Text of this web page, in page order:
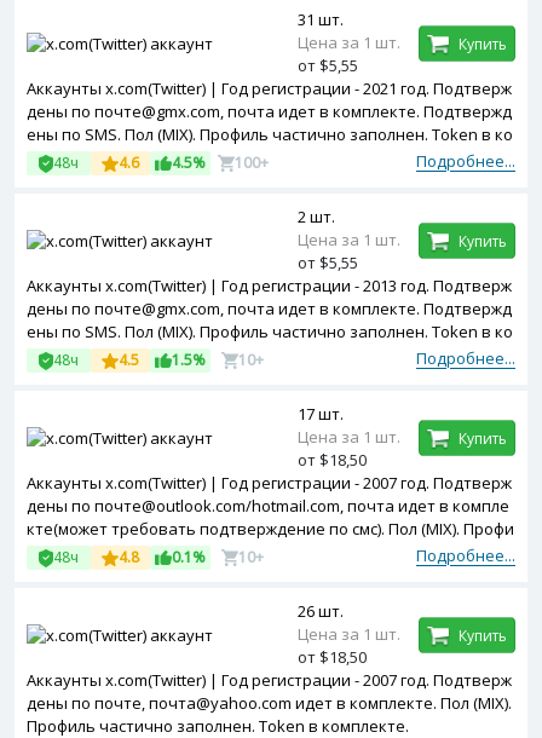
Аккаунты x.com(Twitter) | Год регистрации - 2021 год. Подтверж
дены по почте@gmx.com, почта идет в комплекте. Подтвержд
ены по SMS. Пол (MIX). Профиль частично заполнен. Token в ко
мплекте.
Подробнее...
48ч 4.6 4.5% 100+
31 шт.
Цена за 1 шт.
от $5,55
Купить
Аккаунты x.com(Twitter) | Год регистрации - 2013 год. Подтверж
дены по почте@gmx.com, почта идет в комплекте. Подтвержд
ены по SMS. Пол (MIX). Профиль частично заполнен. Token в ко
мплекте.
Подробнее...
48ч 4.5 1.5% 10+
2 шт.
Цена за 1 шт.
от $5,55
Купить
Аккаунты x.com(Twitter) | Год регистрации - 2007 год. Подтверж
дены по почте@outlook.com/hotmail.com, почта идет в компле
кте(может требовать подтверждение по смс). Пол (MIX). Профи
ль частично заполнен. Двухфакторная авторизация включен
а. Token в комплекте.
Подробнее...
48ч 4.8 0.1% 10+
17 шт.
Цена за 1 шт.
от $18,50
Купить
Аккаунты x.com(Twitter) | Год регистрации - 2007 год. Подтверж
дены по почте, почта@yahoo.com идет в комплекте. Пол (MIX).
Профиль частично заполнен. Token в комплекте.
26 шт.
Цена за 1 шт.
от $18,50
Купить